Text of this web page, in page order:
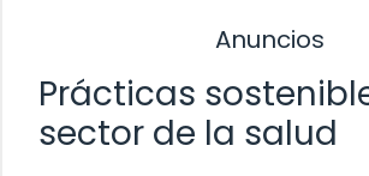
Anuncios
Prácticas
sector de la salud